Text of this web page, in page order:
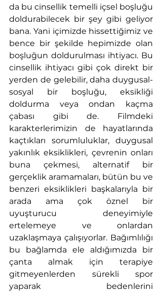
da bu cinsellik temelli içsel boşluğu
doldurabilecek bir şey gibi geliyor
bana. Yani içimizde hissettiğimiz ve
bence bir şekilde hepimizde olan
boşluğun doldurulması ihtiyacı. Bu
cinsellik ihtiyacı gibi çok direkt bir
yerden de gelebilir, daha duygusal-
sosyal bir boşluğu, eksikliği
doldurma veya ondan kaçma
çabası gibi de. Filmdeki
karakterlerimizin de hayatlarında
kaçtıkları sorumluluklar, duygusal
yakınlık eksiklikleri, çevrenin onları
buna çekmesi, alternatif bir
gerçeklik aramamaları, bütün bu ve
benzeri eksiklikleri başkalarıyla bir
arada ama çok öznel bir
uyuşturucu deneyimiyle
ertelemeye ve onlardan
uzaklaşmaya çalışıyorlar. Bağımlılığı
bu bağlamda ele aldığımızda bir
çanta almak için terapiye
gitmeyenlerden sürekli spor
yaparak bedenlerini